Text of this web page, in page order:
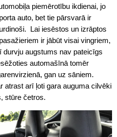
piemērotību ikdienai, jo
auto, bet tie pārsvarā ir
Lai iesēstos un izrāptos
ir jābūt visai vingriem,
durvju augstums nav pateicīgs
automašīnā tomēr
gan uz sāniem.
atrast arī ļoti gara auguma cilvēki
stūre četros.